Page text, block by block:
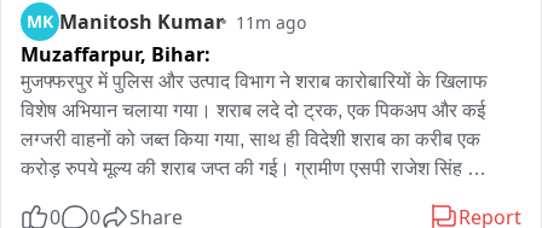
MK Manitosh Kumar 11m ago
Muzaffarpur, Bihar:
मुजफ्फरपुर में पुलिस और उत्पाद विभाग ने शराब कारोबारियों के खिलाफ
विशेष अभियान चलाया गया। शराब लदे दो ट्रक, एक पिकअप और कई
लग्जरी वाहनों को जब्त किया गया, साथ ही विदेशी शराब का करीब एक
करोड़ रुपये मूल्य की शराब जप्त की गई। ग्रामीण एसपी राजेश सिंह
0 0 Share Report